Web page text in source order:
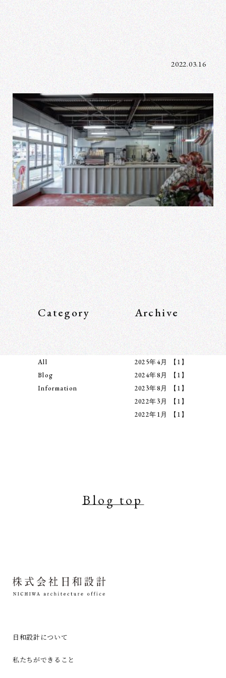
2022.03.16
Category
All
Blog
Information
Archive
2025年4月
【1】
2024年8月
【1】
2023年8月
【1】
2022年3月
【1】
2022年1月
【1】
Blog top
日和設計について
私たちができること